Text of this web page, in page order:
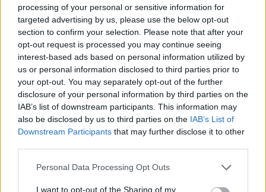
processing of your personal or sensitive information for
targeted advertising by us, please use the below opt-out
section to confirm your selection. Please note that after your
opt-out request is processed you may continue seeing
interest-based ads based on personal information utilized by
us or personal information disclosed to third parties prior to
your opt-out. You may separately opt-out of the further
disclosure of your personal information by third parties on the
IAB’s list of downstream participants. This information may
also be disclosed by us to third parties on the IAB’s List of
Downstream Participants that may further disclose it to other
Personal Data Processing Opt Outs
I want to opt-out of the Sharing of my
© Vecer.mk, правата за текстот се на редакцијата
Украина погоди две големи
руски рафинерии оддалечени
стотици километри од границата
СОМНИТЕЛНА ПРАТКА - Русија
забрани транзит на месо од ЕУ